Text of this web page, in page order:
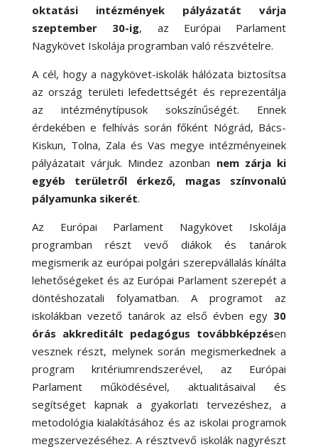
oktatási intézmények pályázatát várja
szeptember 30-ig, az Európai Parlament
Nagykövet Iskolája programban való részvételre.
A cél, hogy a nagykövet-iskolák hálózata biztosítsa
az ország területi lefedettségét és reprezentálja
az intézménytípusok sokszínűségét. Ennek
érdekében e felhívás során főként Nógrád, Bács-
Kiskun, Tolna, Zala és Vas megye intézményeinek
pályázatait várjuk. Mindez azonban nem zárja ki
egyéb területről érkező, magas színvonalú
pályamunka sikerét.
Az Európai Parlament Nagykövet Iskolája
programban részt vevő diákok és tanárok
megismerik az európai polgári szerepvállalás kínálta
lehetőségeket és az Európai Parlament szerepét a
döntéshozatali folyamatban. A programot az
iskolákban vezető tanárok az első évben egy 30
órás akkreditált pedagógus továbbképzésen
vesznek részt, melynek során megismerkednek a
program kritériumrendszerével, az Európai
Parlament működésével, aktualitásaival és
segítséget kapnak a gyakorlati tervezéshez, a
metodológia kialakításához és az iskolai programok
megszervezéséhez. A résztvevő iskolák nagyrészt